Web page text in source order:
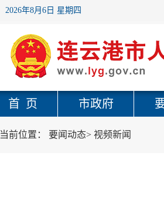
2026年8月6日 星期四
首 页 市政府
当前位置： 要闻动态> 视频新闻